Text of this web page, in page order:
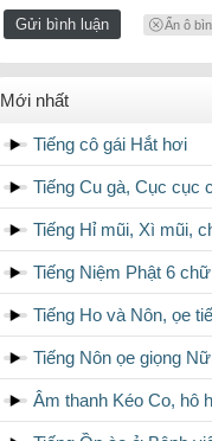
Ẩn ô
Mới nhất
Tiếng cô gái Hắt hơi
Tiếng Cu gà, Cục cục
Tiếng Hỉ mũi, Xì mũi,
Tiếng Niệm Phật 6 chữ
Tiếng Ho và Nôn, ọe
Tiếng Nôn ọe giọng
Âm thanh Kéo Co, hô